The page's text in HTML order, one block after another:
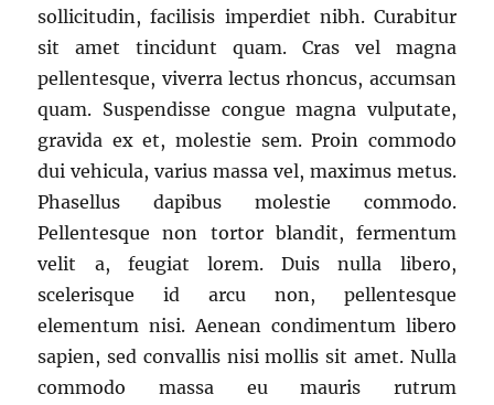
sollicitudin, facilisis imperdiet nibh. Curabitur
sit amet tincidunt quam. Cras vel magna
pellentesque, viverra lectus rhoncus, accumsan
quam. Suspendisse congue magna vulputate,
gravida ex et, molestie sem. Proin commodo
dui vehicula, varius massa vel, maximus metus.
Phasellus dapibus molestie commodo.
Pellentesque non tortor blandit, fermentum
velit a, feugiat lorem. Duis nulla libero,
scelerisque id arcu non, pellentesque
elementum nisi. Aenean condimentum libero
sapien, sed convallis nisi mollis sit amet. Nulla
commodo massa eu mauris rutrum